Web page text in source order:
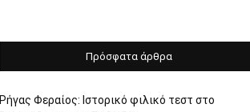
Πρόσφατα άρθρα
Ρήγας Φεραίος: Ιστορικό φιλικό τεστ στο